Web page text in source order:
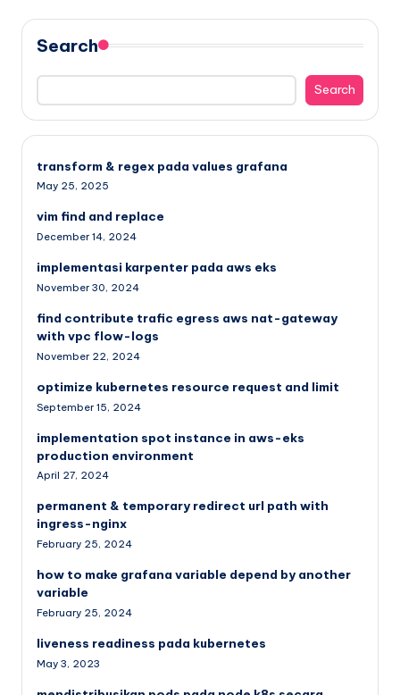
Search
Search
transform & regex pada values grafana
May 25, 2025
vim find and replace
December 14, 2024
implementasi karpenter pada aws eks
November 30, 2024
find contribute trafic egress aws nat-gateway
with vpc flow-logs
November 22, 2024
optimize kubernetes resource request and limit
September 15, 2024
implementation spot instance in aws-eks
production environment
April 27, 2024
permanent & temporary redirect url path with
ingress-nginx
February 25, 2024
how to make grafana variable depend by another
variable
February 25, 2024
liveness readiness pada kubernetes
May 3, 2023